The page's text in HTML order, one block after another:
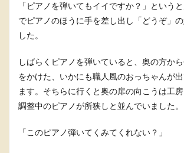
「ピアノを弾いてもイイですか？」という
でピアノのほうに手を差し出し「どうぞ」
した。
しばらくピアノを弾いていると、奥の方か
をかけた、いかにも職人風のおっちゃんが
ます。そちらに行くと奥の扉の向こうは工房
調整中のピアノが所狭しと並んでいました。
「このピアノ弾いてくみてくれない？」